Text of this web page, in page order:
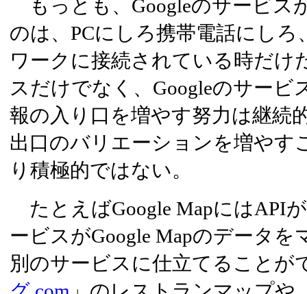
もっとも、Googleのサービス
のは、PCにしろ携帯電話にし
ワークに接続されている時だけ
スだけでなく、Googleのサービ
報の入り口を増やす努力は継続
出口のバリエーションを増やす
り積極的ではない。
たとえばGoogle MapにはAPI
ービスがGoogle Mapのデータ
別のサービスに仕立てることが